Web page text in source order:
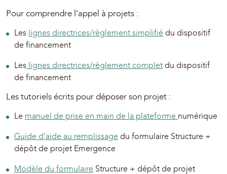
Pour comprendre l’appel à projets :
Les lignes directrices/règlement simplifié du dispositif
de financement
Les lignes directrices/règlement complet du dispositif
de financement
Les tutoriels écrits pour déposer son projet :
Le manuel de prise en main de la plateforme numérique
Guide d’aide au remplissage du formulaire Structure +
dépôt de projet Emergence
Modèle du formulaire Structure + dépôt de projet